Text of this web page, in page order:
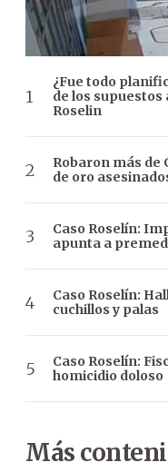
¿Fue todo
de los
Roselin
Robaron más de
de oro
Caso Roselín:
apunta a
Caso Roselín:
cuchillos y palas
Caso Roselín:
homicidio doloso
Más